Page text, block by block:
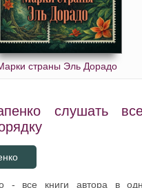
страны Эль Дорадо
слушать
- все книги автора в